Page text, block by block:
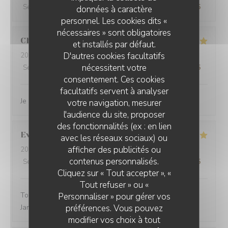
données à caractère
personnel. Les cookies dits «
nécessaires » sont obligatoires
et installés par défaut.
D'autres cookies facultatifs
nécessitent votre
consentement. Ces cookies
facultatifs servent à analyser
votre navigation, mesurer
l'audience du site, proposer
des fonctionnalités (ex : en lien
avec les réseaux sociaux) ou
afficher des publicités ou
contenus personnalisés.
Cliquez sur « Tout accepter », «
Tout refuser » ou «
Personnaliser » pour gérer vos
préférences. Vous pouvez
modifier vos choix à tout
Service
Ambiance:5/5 Cuisine: 4/5 Qualité / Prix /5
Charlene
2026-03-05
- 12:00 - Couverts 2
Service
Ambiance:5/5 Cuisine:5/5 /5
Je recommande vivement ce restaurant
Evelyne M
2026-03-01
- 12:30 - Couverts 2
Service
Ambiance:3/5 Cuisine:5/5 Qualité / Prix /5
Toujours un excellent accueil. Bon rapport qualité prix.
Jamais déçue